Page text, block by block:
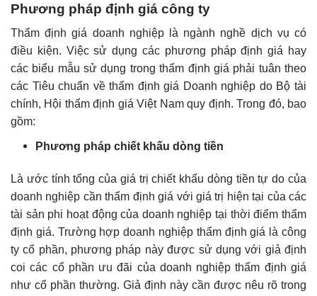
Phương pháp định giá công ty
Thẩm định giá doanh nghiệp là ngành nghề dịch vụ có
điều kiện. Việc sử dụng các phương pháp định giá hay
các biểu mẫu sử dụng trong thẩm định giá phải tuân theo
các Tiêu chuẩn về thẩm định giá Doanh nghiệp do Bộ tài
chính, Hội thẩm định giá Việt Nam quy định. Trong đó, bao
gồm:
Phương pháp chiết khấu dòng tiền
Là ước tính tổng của giá trị chiết khấu dòng tiền tự do của
doanh nghiệp cần thẩm định giá với giá trị hiện tại của các
tài sản phi hoạt động của doanh nghiệp tại thời điểm thẩm
định giá. Trường hợp doanh nghiệp thẩm định giá là công
ty cổ phần, phương pháp này được sử dụng với giả định
coi các cổ phần ưu đãi của doanh nghiệp thẩm định giá
như cổ phần thường. Giả định này cần được nêu rõ trong